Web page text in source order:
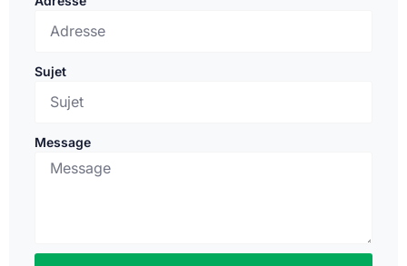
Sujet
Message